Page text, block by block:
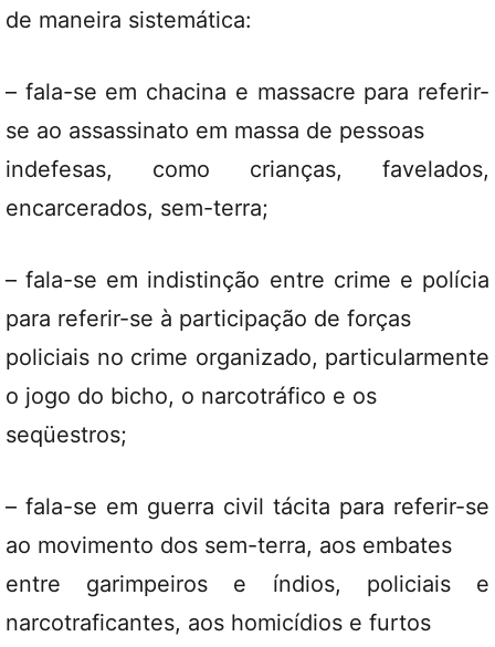
de maneira sistemática:
– fala-se em chacina e massacre para referir-
se ao assassinato em massa de pessoas
indefesas, como crianças, favelados,
encarcerados, sem-terra;
– fala-se em indistinção entre crime e polícia
para referir-se à participação de forças
policiais no crime organizado, particularmente
o jogo do bicho, o narcotráfico e os
seqüestros;
– fala-se em guerra civil tácita para referir-se
ao movimento dos sem-terra, aos embates
entre garimpeiros e índios, policiais e
narcotraficantes, aos homicídios e furtos